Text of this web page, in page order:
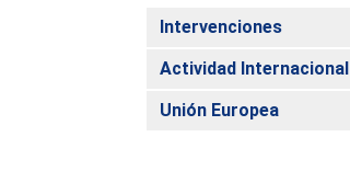
Intervenciones
Actividad Internacional
Unión Europea